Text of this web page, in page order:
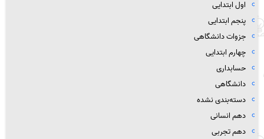
اول ابتدایی
پنجم ابتدایی
جزوات دانشگاهی
چهارم ابتدایی
حسابداری
دانشگاهی
دسته‌بندی نشده
دهم انسانی
دهم تجربی